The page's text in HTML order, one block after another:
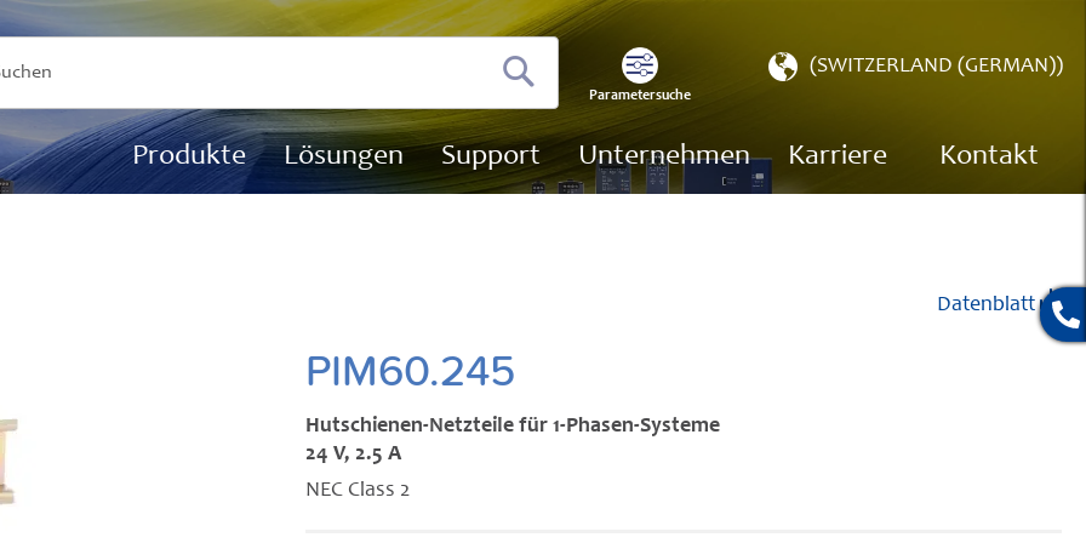
Suchen
Parametersuche
Store
(SWITZERLAND (GERMAN))
Produkte Lösungen Support Unternehmen Karriere Kontakt
PIM60.245
Hutschienen-Netzteile für 1-Phasen-Systeme
24 V, 2.5 A
NEC Class 2
Datenblatt